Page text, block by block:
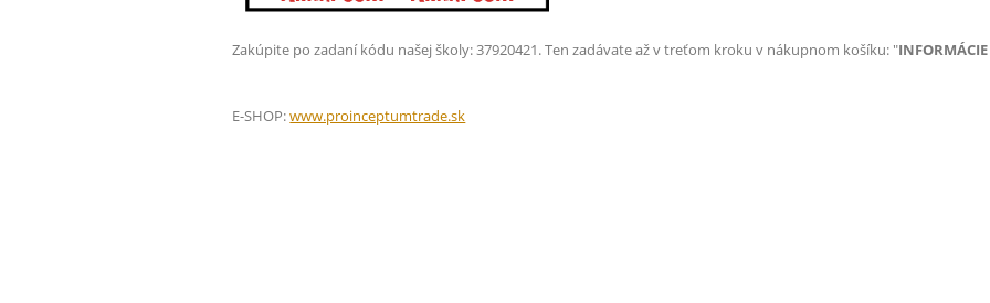
Zakúpite po zadaní kódu našej školy: 37920421. Ten zadávate až v treťom kroku v nákupnom košíku: "
E-SHOP:www.proinceptumtrade.sk